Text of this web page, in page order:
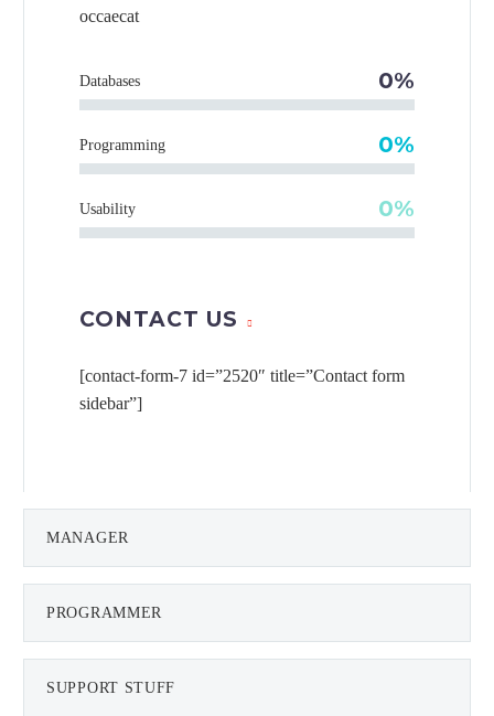
occaecat
Databases 0%
Programming 0%
Usability 0%
CONTACT US
[contact-form-7 id=”2520″ title=”Contact form
sidebar”]
MANAGER
PROGRAMMER
SUPPORT STUFF